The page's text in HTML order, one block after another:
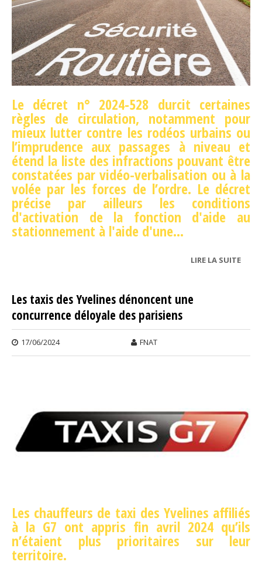
Le décret n° 2024-528 durcit certaines
règles de circulation, notamment pour
mieux lutter contre les rodéos urbains ou
l’imprudence aux passages à niveau et
étend la liste des infractions pouvant être
constatées par vidéo-verbalisation ou à la
volée par les forces de l’ordre. Le décret
précise par ailleurs les conditions
d'activation de la fonction d'aide au
stationnement à l'aide d'une...
LIRE LA SUITEDE
LA
Les taxis des Yvelines dénoncent une
concurrence déloyale des parisiens
17/06/2024 FNAT
Les chauffeurs de taxi des Yvelines affiliés
à la G7 ont appris fin avril 2024 qu’ils
n’étaient plus prioritaires sur leur
territoire.